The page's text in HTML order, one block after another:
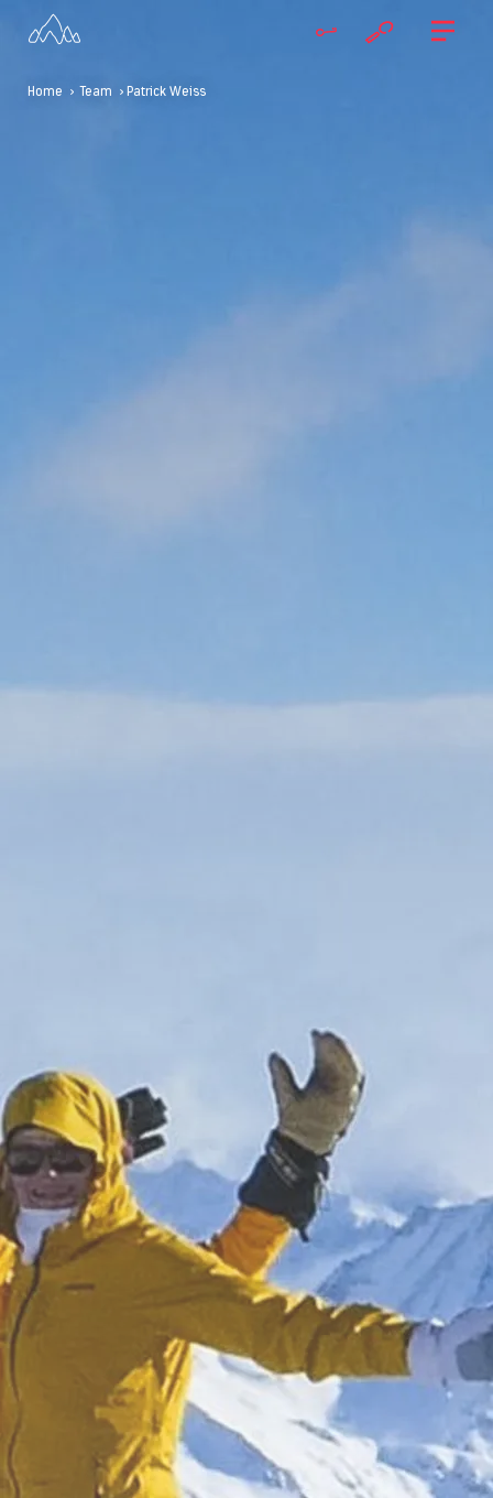
Home > Team > Patrick Weiss